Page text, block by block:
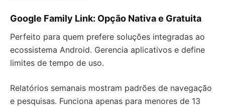
Google Family Link: Opção Nativa e Gratuita
Perfeito para quem prefere soluções integradas ao
ecossistema Android. Gerencia aplicativos e define
limites de tempo de uso.
Relatórios semanais mostram padrões de navegação
e pesquisas. Funciona apenas para menores de 13